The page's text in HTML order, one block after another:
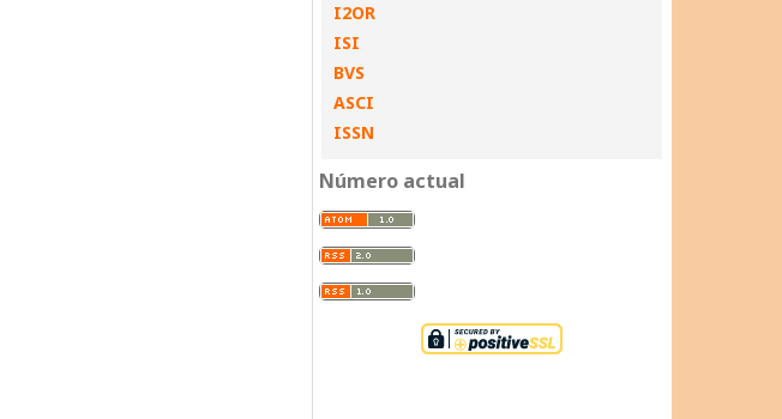
I2OR
ISI
BVS
ASCI
ISSN
Número actual